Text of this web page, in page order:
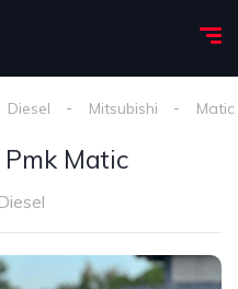
Diesel Mitsubishi Matic
Matic
Diesel